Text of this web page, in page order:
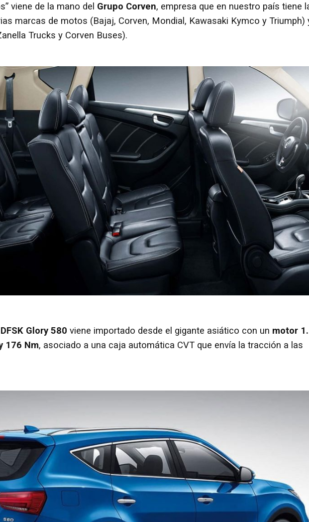
viene de la mano del Grupo Corven, empresa que en nuestro país tiene
marcas de motos (Bajaj, Corven, Mondial, Kawasaki Kymco y Triumph)
Trucks y Corven Buses).
DFSK Glory 580 viene importado desde el gigante asiático con un motor
176 Nm, asociado a una caja automática CVT que envía la tracción a las